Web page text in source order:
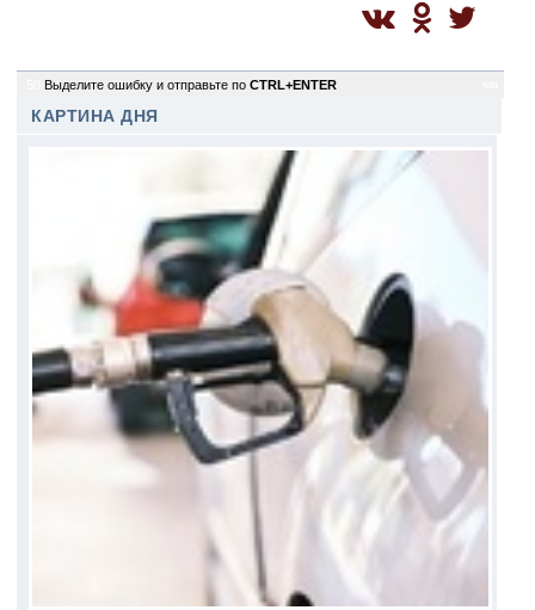
Выделите ошибку и отправьте по CTRL+ENTER
КАРТИНА ДНЯ